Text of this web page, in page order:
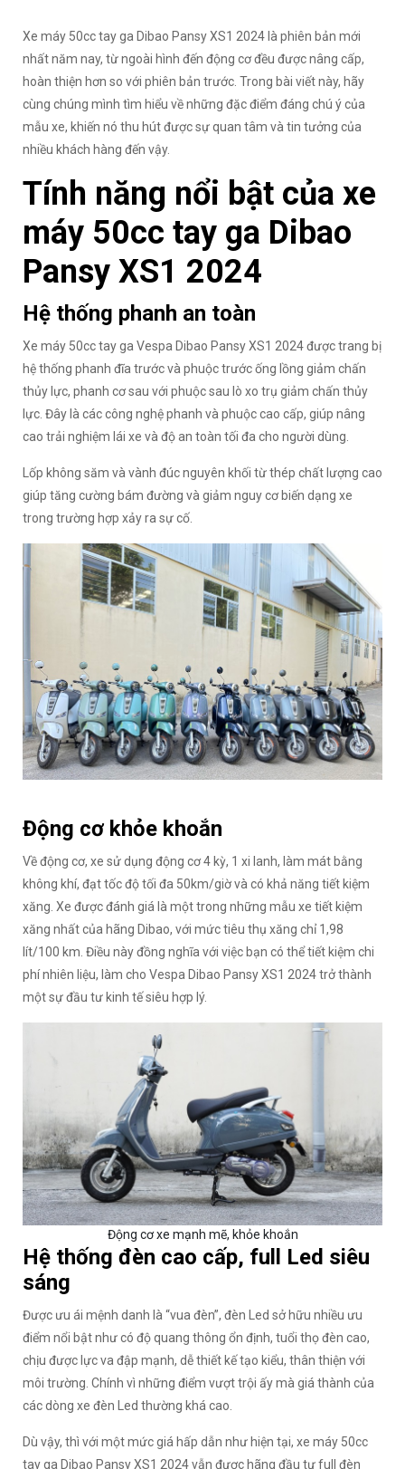
Xe máy 50cc tay ga Dibao Pansy XS1 2024 là phiên bản mới
nhất năm nay, từ ngoài hình đến động cơ đều được nâng cấp,
hoàn thiện hơn so với phiên bản trước. Trong bài viết này, hãy
cùng chúng mình tìm hiểu về những đặc điểm đáng chú ý của
mẫu xe, khiến nó thu hút được sự quan tâm và tin tưởng của
nhiều khách hàng đến vậy.
Tính năng nổi bật của xe
máy 50cc tay ga Dibao
Pansy XS1 2024
Hệ thống phanh an toàn
Xe máy 50cc tay ga Vespa Dibao Pansy XS1 2024 được trang bị
hệ thống phanh đĩa trước và phuộc trước ống lồng giảm chấn
thủy lực, phanh cơ sau với phuộc sau lò xo trụ giảm chấn thủy
lực. Đây là các công nghệ phanh và phuộc cao cấp, giúp nâng
cao trải nghiệm lái xe và độ an toàn tối đa cho người dùng.
Lốp không săm và vành đúc nguyên khối từ thép chất lượng cao
giúp tăng cường bám đường và giảm nguy cơ biến dạng xe
trong trường hợp xảy ra sự cố.
Động cơ khỏe khoắn
Về động cơ, xe sử dụng động cơ 4 kỳ, 1 xi lanh, làm mát bằng
không khí, đạt tốc độ tối đa 50km/giờ và có khả năng tiết kiệm
xăng. Xe được đánh giá là một trong những mẫu xe tiết kiệm
xăng nhất của hãng Dibao, với mức tiêu thụ xăng chỉ 1,98
lít/100 km. Điều này đồng nghĩa với việc bạn có thể tiết kiệm chi
phí nhiên liệu, làm cho Vespa Dibao Pansy XS1 2024 trở thành
một sự đầu tư kinh tế siêu hợp lý.
Động cơ xe mạnh mẽ, khỏe khoắn
Hệ thống đèn cao cấp, full Led siêu
sáng
Được ưu ái mệnh danh là “vua đèn”, đèn Led sở hữu nhiều ưu
điểm nổi bật như có độ quang thông ổn định, tuổi thọ đèn cao,
chịu được lực va đập mạnh, dễ thiết kế tạo kiểu, thân thiện với
môi trường. Chính vì những điểm vượt trội ấy mà giá thành của
các dòng xe đèn Led thường khá cao.
Dù vậy, thì với một mức giá hấp dẫn như hiện tại, xe máy 50cc
tay ga Dibao Pansy XS1 2024 vẫn được hãng đầu tư full đèn